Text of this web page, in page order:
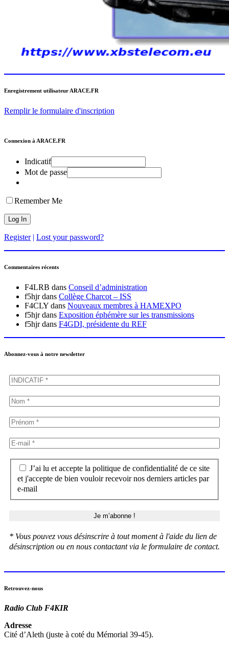
Enregistrement utilisateur ARACE.FR
Remplir le formulaire d'inscription
Connexion à ARACE.FR
Indicatif
Mot de passe
Remember Me
Register| Lost your password?
Commentaires récents
F4LRB dans Conseil d’administration
f5hjrdans Collège Charcot – ISS
F4CLY dans Nouveaux membres à HAMEXPO
f5hjrdans Exposition éphémère sur les transmissions
f5hjrdans F4GDI, présidente du REF
Abonnez-vous à notre newsletter
J’ai lu et accepte la politique de confidentialité de ce site
et j'accepte de bien vouloir recevoir nos derniers articles par
e-mail
* Vous pouvez vous désinscrire à tout moment à l'aide du lien de
désinscription ou en nous contactant via le formulaire de contact.
Retrouvez-nous
Radio Club F4KIR
Adresse
Cité d’Aleth (juste à coté du Mémorial 39-45).